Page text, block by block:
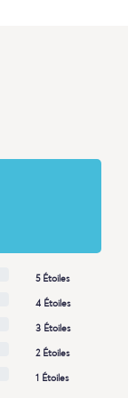
5 Étoiles
4 Étoiles
3 Étoiles
2 Étoiles
1 Étoiles